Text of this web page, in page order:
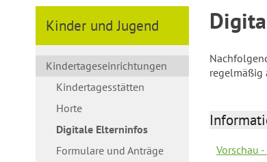
Kinder und Jugend
Kindertageseinrichtungen
Kindertagesstätten
Horte
Digitale Elterninfos
Formulare und Anträge
regelmäßig
Vorschau